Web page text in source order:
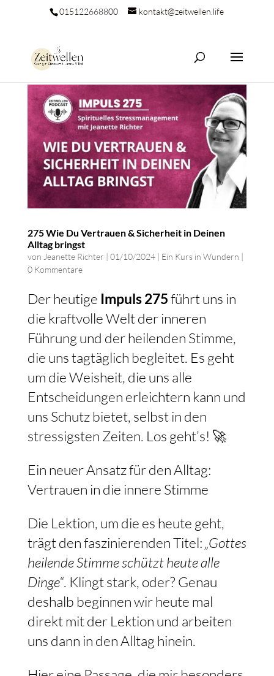
015122668800 kontakt@zeitwellen.life
275 Wie Du Vertrauen & Sicherheit in Deinen
Alltag bringst
von Jeanette Richter | 01/10/2024| Ein Kurs in Wundern |
0 Kommentare
Der heutige Impuls 275führt uns in
die kraftvolle Welt der inneren
Führung und der heilenden Stimme,
die uns tagtäglich begleitet. Es geht
um die Weisheit, die uns alle
Entscheidungen erleichtern kann und
uns Schutz bietet, selbst in den
stressigsten Zeiten. Los geht’s! 🚀
Ein neuer Ansatz für den Alltag:
Vertrauen in die innere Stimme
Die Lektion, um die es heute geht,
trägt den faszinierenden Titel: „Gottes
heilende Stimme schützt heute alle
Dinge“. Klingt stark, oder? Genau
deshalb beginnen wir heute mal
direkt mit der Lektion und arbeiten
uns dann in den Alltag hinein.